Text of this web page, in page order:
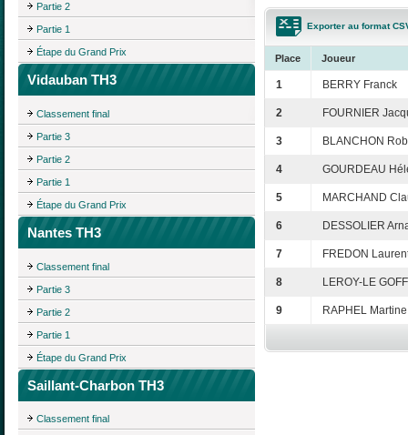
Partie 2
Partie 1
Étape du Grand Prix
Vidauban TH3
Classement final
Partie 3
Partie 2
Partie 1
Étape du Grand Prix
Nantes TH3
Classement final
Partie 3
Partie 2
Partie 1
Étape du Grand Prix
Saillant-Charbon TH3
Classement final
Exporter au format
Place Joueur
1 BERRY Franck
2 FOURNIER
3 BLANCHON
4 GOURDEAU
5 MARCHAND
6 DESSOLIER
7 FREDON
8 LEROY-LE
9 RAPHEL Martine